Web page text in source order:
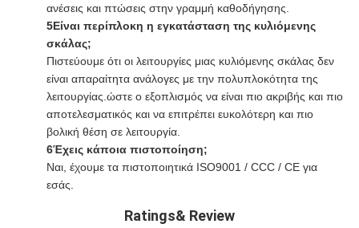
ανέσεις και πτώσεις στην γραμμή καθοδήγησης.
5Είναι περίπλοκη η εγκατάσταση της κυλιόμενης
σκάλας;
Πιστεύουμε ότι οι λειτουργίες μιας κυλιόμενης σκάλας δεν
είναι απαραίτητα ανάλογες με την πολυπλοκότητα της
λειτουργίας.ώστε ο εξοπλισμός να είναι πιο ακριβής και πιο
αποτελεσματικός και να επιτρέπει ευκολότερη και πιο
βολική θέση σε λειτουργία.
6Έχεις κάποια πιστοποίηση;
Ναι, έχουμε τα πιστοποιητικά ISO9001 / CCC / CE για
εσάς.
Ratings& Review